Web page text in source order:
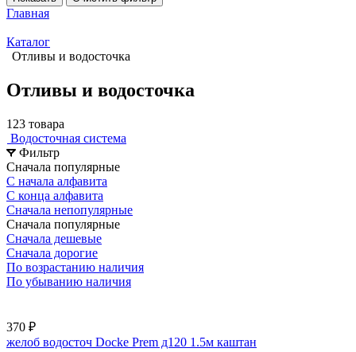
Главная
Каталог
Отливы и водосточка
Отливы и водосточка
123 товара
Водосточная система
Фильтр
Сначала популярные
С начала алфавита
С конца алфавита
Сначала непопулярные
Сначала популярные
Сначала дешевые
Сначала дорогие
По возрастанию наличия
По убыванию наличия
370 ₽
желоб водосточ Docke Prem д120 1.5м каштан